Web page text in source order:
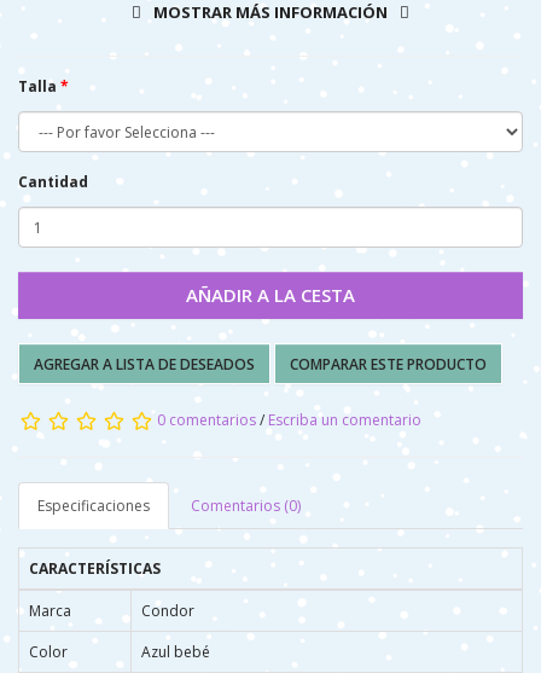
COMPOSICIÓN Y CUIDADOS:
- NO PLANCHAR
- NO SECAR A MÁQUINA
MOSTRAR MÁS INFORMACIÓN
Talla
Cantidad
AÑADIR A LA CESTA
AGREGAR A LISTA DE DESEADOS COMPARAR ESTE PRODUCTO
0 comentarios/ Escriba un comentario
Especificaciones Comentarios (0)
CARACTERÍSTICAS
Marca
Condor
Color
Azul bebé